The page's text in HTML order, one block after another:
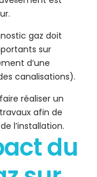
gaz doit
sur
d’une
canalisations).
réaliser un
afin de
l’installation.
du